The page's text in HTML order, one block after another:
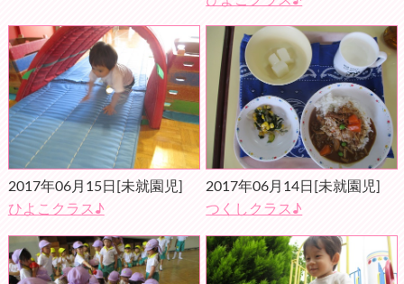
2017年06月15日 [未就園児]
ひよこクラス♪
2017年06月14日 [未就園児]
つくしクラス♪